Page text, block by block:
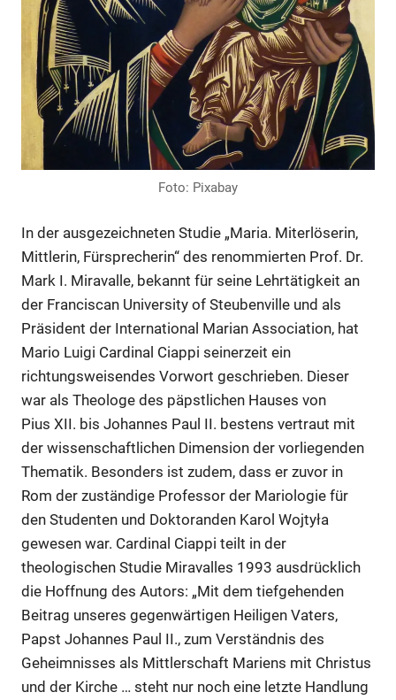
Foto: Pixabay
In der ausgezeichneten Studie „Maria. Miterlöserin,
Mittlerin, Fürsprecherin“ des renommierten Prof. Dr.
Mark I. Miravalle, bekannt für seine Lehrtätigkeit an
der Franciscan University of Steubenville und als
Präsident der International Marian Association, hat
Mario Luigi Cardinal Ciappi seinerzeit ein
richtungsweisendes Vorwort geschrieben. Dieser
war als Theologe des päpstlichen Hauses von
Pius XII. bis Johannes Paul II. bestens vertraut mit
der wissenschaftlichen Dimension der vorliegenden
Thematik. Besonders ist zudem, dass er zuvor in
Rom der zuständige Professor der Mariologie für
den Studenten und Doktoranden Karol Wojtyła
gewesen war. Cardinal Ciappi teilt in der
theologischen Studie Miravalles 1993 ausdrücklich
die Hoffnung des Autors: „Mit dem tiefgehenden
Beitrag unseres gegenwärtigen Heiligen Vaters,
Papst Johannes Paul II., zum Verständnis des
Geheimnisses als Mittlerschaft Mariens mit Christus
und der Kirche … steht nur noch eine letzte Handlung